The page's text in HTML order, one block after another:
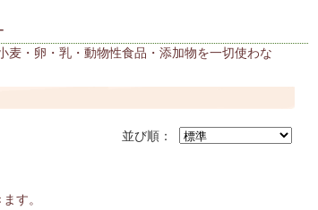
麦・卵・乳・動物性食品・添加物を一切使わな
並び順：
す。